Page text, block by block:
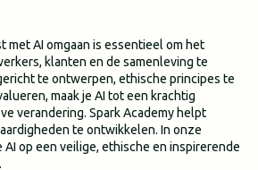
met AI omgaan is essentieel om het
klanten en de samenleving te
te ontwerpen, ethische principes te
maak je AI tot een krachtig
verandering. Spark Academy helpt
te ontwikkelen. In onze
op een veilige, ethische en inspirerende